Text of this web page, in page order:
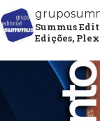
Summus
Edições,